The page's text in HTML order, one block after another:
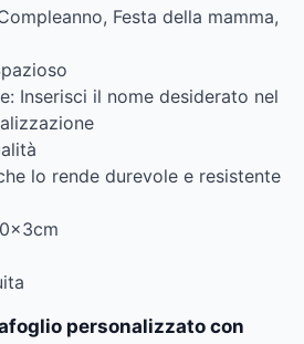
Festa della mamma,
Inserisci il nome desiderato nel
lo rende durevole e resistente
personalizzato con